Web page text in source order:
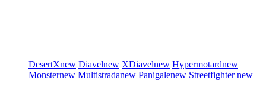
DesertXnew Diavelnew XDiavelnew Hypermotardnew
Monsternew Multistradanew Panigalenew Streetfighternew